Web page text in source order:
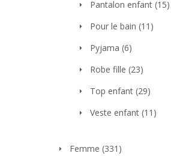
Pantalon enfant (15)
Pour le bain (11)
Pyjama (6)
Robe fille (23)
Top enfant (29)
Veste enfant (11)
Femme (331)